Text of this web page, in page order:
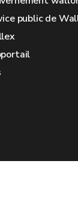
public de